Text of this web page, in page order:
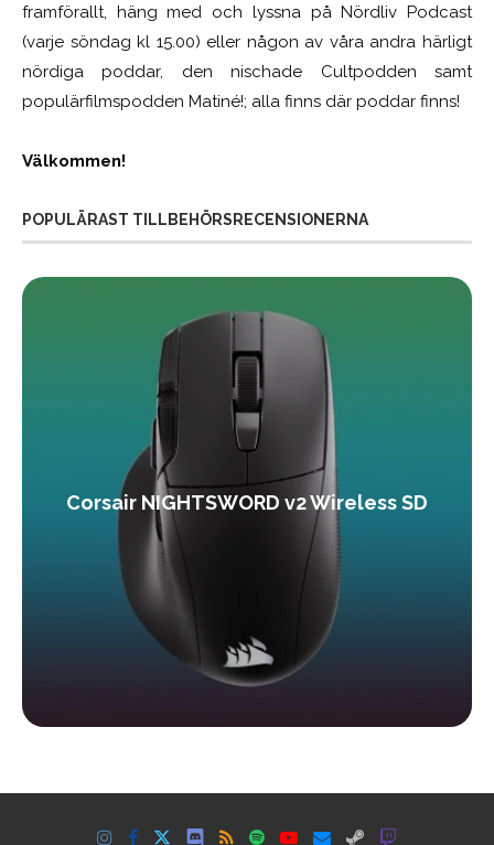
framförallt, häng med och lyssna på Nördliv Podcast
(varje söndag kl 15.00) eller någon av våra andra härligt
nördiga poddar, den nischade Cultpodden samt
populärfilmspodden Matiné!; alla finns där poddar finns!
Välkommen!
POPULÄRAST TILLBEHÖRSRECENSIONERNA
Corsair NIGHTSWORD v2 Wireless SD